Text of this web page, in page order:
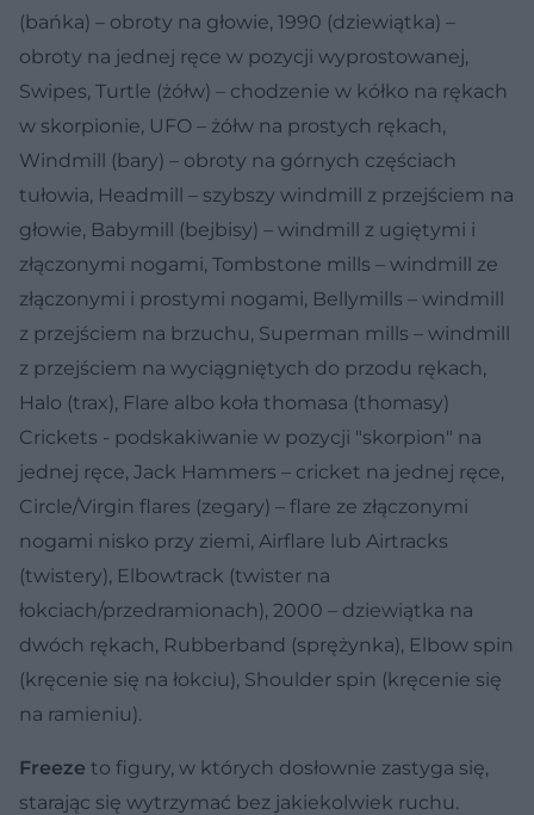
(bańka) – obroty na głowie, 1990 (dziewiątka) –
obroty na jednej ręce w pozycji wyprostowanej,
Swipes, Turtle (żółw) – chodzenie w kółko na rękach
w skorpionie, UFO – żółw na prostych rękach,
Windmill (bary) – obroty na górnych częściach
tułowia, Headmill – szybszy windmill z przejściem na
głowie, Babymill (bejbisy) – windmill z ugiętymi i
złączonymi nogami, Tombstone mills – windmill ze
złączonymi i prostymi nogami, Bellymills – windmill
z przejściem na brzuchu, Superman mills – windmill
z przejściem na wyciągniętych do przodu rękach,
Halo (trax), Flare albo koła thomasa (thomasy)
Crickets - podskakiwanie w pozycji "skorpion" na
jednej ręce, Jack Hammers – cricket na jednej ręce,
Circle/Virgin flares (zegary) – flare ze złączonymi
nogami nisko przy ziemi, Airflare lub Airtracks
(twistery), Elbowtrack (twister na
łokciach/przedramionach), 2000 – dziewiątka na
dwóch rękach, Rubberband (sprężynka), Elbow spin
(kręcenie się na łokciu), Shoulder spin (kręcenie się
na ramieniu).
Freeze to figury, w których dosłownie zastyga się,
starając się wytrzymać bez jakiekolwiek ruchu.